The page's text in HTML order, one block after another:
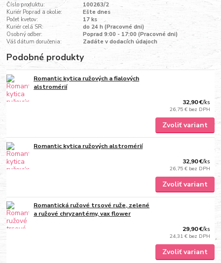
Číslo produktu:
100263/2
Kuriér Poprad a okolie:
Ešte dnes
Počet kvetov:
17 ks
Kuriér celá SR:
do 24 h (Pracovné dni)
Osobný odber:
Poprad 9:00 - 17:00 (Pracovné dni)
Váš dátum doručenia:
Zadáte v dodacích údajoch
Podobné produkty
Romantic kytica ružových a fialových
alstromérií
32,90 €/ks
26,75 € bez DPH
Zvoliť variant
Romantic kytica ružových alstromérií
32,90 €/ks
26,75 € bez DPH
Zvoliť variant
Romantická ružové trsové ruže, zelené
a ružové chryzantémy, vax flower
29,90 €/ks
24,31 € bez DPH
Zvoliť variant